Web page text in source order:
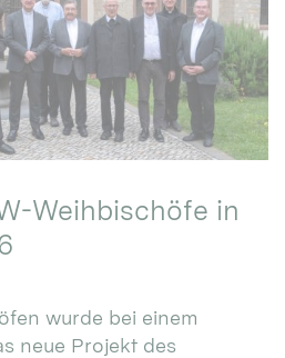
Weihbischöfe in
wurde bei einem
neue Projekt des